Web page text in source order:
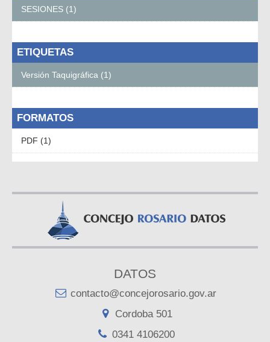
SESIONES (1)
ETIQUETAS
Versión Taquigráfica (1)
FORMATOS
PDF (1)
DATOS
contacto@concejorosario.gov.ar
Cordoba 501
0341 4106200